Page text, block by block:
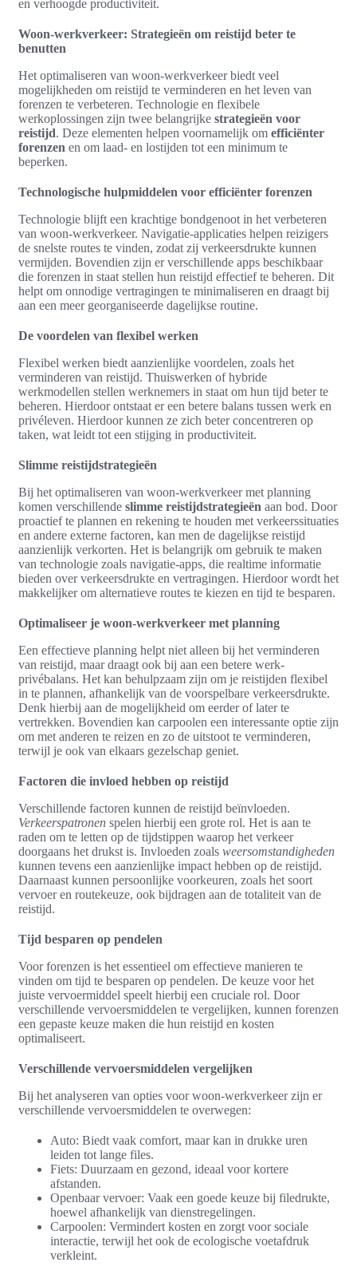
en verhoogde productiviteit.
Woon-werkverkeer: Strategieën om reistijd beter te
benutten
Het optimaliseren van woon-werkverkeer biedt veel
mogelijkheden om reistijd te verminderen en het leven van
forenzen te verbeteren. Technologie en flexibele
werkoplossingen zijn twee belangrijke strategieën voor
reistijd. Deze elementen helpen voornamelijk om efficiënter
forenzen en om laad- en lostijden tot een minimum te
beperken.
Technologische hulpmiddelen voor efficiënter forenzen
Technologie blijft een krachtige bondgenoot in het verbeteren
van woon-werkverkeer. Navigatie-applicaties helpen reizigers
de snelste routes te vinden, zodat zij verkeersdrukte kunnen
vermijden. Bovendien zijn er verschillende apps beschikbaar
die forenzen in staat stellen hun reistijd effectief te beheren. Dit
helpt om onnodige vertragingen te minimaliseren en draagt bij
aan een meer georganiseerde dagelijkse routine.
De voordelen van flexibel werken
Flexibel werken biedt aanzienlijke voordelen, zoals het
verminderen van reistijd. Thuiswerken of hybride
werkmodellen stellen werknemers in staat om hun tijd beter te
beheren. Hierdoor ontstaat er een betere balans tussen werk en
privéleven. Hierdoor kunnen ze zich beter concentreren op
taken, wat leidt tot een stijging in productiviteit.
Slimme reistijdstrategieën
Bij het optimaliseren van woon-werkverkeer met planning
komen verschillende slimme reistijdstrategieën aan bod. Door
proactief te plannen en rekening te houden met verkeerssituaties
en andere externe factoren, kan men de dagelijkse reistijd
aanzienlijk verkorten. Het is belangrijk om gebruik te maken
van technologie zoals navigatie-apps, die realtime informatie
bieden over verkeersdrukte en vertragingen. Hierdoor wordt het
makkelijker om alternatieve routes te kiezen en tijd te besparen.
Optimaliseer je woon-werkverkeer met planning
Een effectieve planning helpt niet alleen bij het verminderen
van reistijd, maar draagt ook bij aan een betere werk-
privébalans. Het kan behulpzaam zijn om je reistijden flexibel
in te plannen, afhankelijk van de voorspelbare verkeersdrukte.
Denk hierbij aan de mogelijkheid om eerder of later te
vertrekken. Bovendien kan carpoolen een interessante optie zijn
om met anderen te reizen en zo de uitstoot te verminderen,
terwijl je ook van elkaars gezelschap geniet.
Factoren die invloed hebben op reistijd
Verschillende factoren kunnen de reistijd beïnvloeden.
Verkeerspatronen spelen hierbij een grote rol. Het is aan te
raden om te letten op de tijdstippen waarop het verkeer
doorgaans het drukst is. Invloeden zoals weersomstandigheden
kunnen tevens een aanzienlijke impact hebben op de reistijd.
Daarnaast kunnen persoonlijke voorkeuren, zoals het soort
vervoer en routekeuze, ook bijdragen aan de totaliteit van de
reistijd.
Tijd besparen op pendelen
Voor forenzen is het essentieel om effectieve manieren te
vinden om tijd te besparen op pendelen. De keuze voor het
juiste vervoermiddel speelt hierbij een cruciale rol. Door
verschillende vervoersmiddelen te vergelijken, kunnen forenzen
een gepaste keuze maken die hun reistijd en kosten
optimaliseert.
Verschillende vervoersmiddelen vergelijken
Bij het analyseren van opties voor woon-werkverkeer zijn er
verschillende vervoersmiddelen te overwegen:
Auto: Biedt vaak comfort, maar kan in drukke uren
leiden tot lange files.
Fiets: Duurzaam en gezond, ideaal voor kortere
afstanden.
Openbaar vervoer: Vaak een goede keuze bij filedrukte,
hoewel afhankelijk van dienstregelingen.
Carpoolen: Vermindert kosten en zorgt voor sociale
interactie, terwijl het ook de ecologische voetafdruk
verkleint.